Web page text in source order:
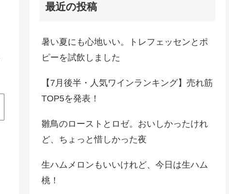
最近の投稿
暑い夏にも心地いい。トレフェッセンとポ
ピーを試飲しました
【7月後半・人気ワインランキング】売れ筋
TOP5を発表！
雛鳥のローストとロゼ。おいしかったけれ
ど、ちょっと惜しかった夜
生ハムメロンもいいけれど、今日は生ハム
桃！